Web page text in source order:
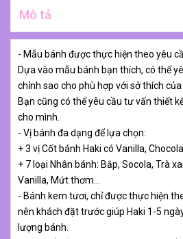
Mô tả
- Mẫu bánh được thực hiện theo yêu
Dựa vào mẫu bánh bạn thích, có thể
chỉnh sao cho phù hợp với sở thích của
Bạn cũng có thể yêu cầu tư vấn thiết
cho mình.
- Vị bánh đa dạng để lựa chọn:
+ 3 vị Cốt bánh Haki có Vanilla,
+ 7 loại Nhân bánh: Bắp, Socola, Trà
Vanilla, Mứt thơm…
- Bánh kem tươi, chỉ được thực hiện
nên khách đặt trước giúp Haki 1-5
lượng bánh.